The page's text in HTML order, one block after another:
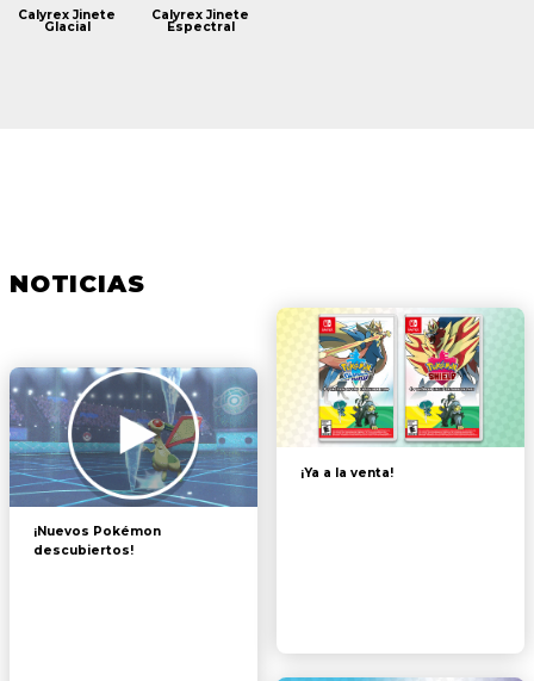
Calyrex Jinete
Glacial
Calyrex Jinete
Espectral
NOTICIAS
¡Nuevos Pokémon
descubiertos!
¡Ya a la venta!